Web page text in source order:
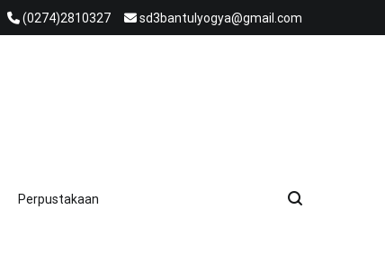
(0274)2810327 sd3bantulyogya@gmail.com
Perpustakaan